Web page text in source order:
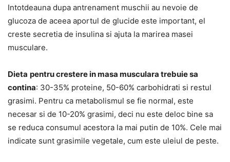
Intotdeauna dupa antrenament muschii au nevoie de
glucoza de aceea aportul de glucide este important, el
creste secretia de insulina si ajuta la marirea masei
musculare.
Dieta pentru crestere in masa musculara trebuie sa
contina: 30-35% proteine, 50-60% carbohidrati si restul
grasimi. Pentru ca metabolismul se fie normal, este
necesar si de 10-20% grasimi, deci nu este deloc bine sa
se reduca consumul acestora la mai putin de 10%. Cele mai
indicate sunt grasimile vegetale, cum este uleiul de peste.